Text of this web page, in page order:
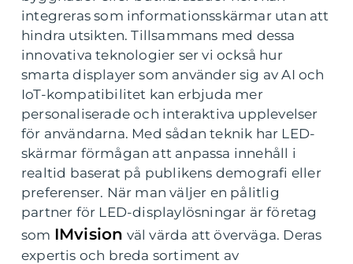
integreras som informationsskärmar utan att
hindra utsikten. Tillsammans med dessa
innovativa teknologier ser vi också hur
smarta displayer som använder sig av AI och
IoT-kompatibilitet kan erbjuda mer
personaliserade och interaktiva upplevelser
för användarna. Med sådan teknik har LED-
skärmar förmågan att anpassa innehåll i
realtid baserat på publikens demografi eller
preferenser. När man väljer en pålitlig
partner för LED-displaylösningar är företag
som IMvision väl värda att överväga. Deras
expertis och breda sortiment av